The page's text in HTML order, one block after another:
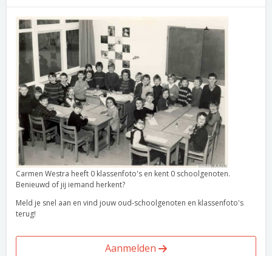
Carmen Westra heeft 0 klassenfoto's en kent 0 schoolgenoten.
Benieuwd of jij iemand herkent?
Meld je snel aan en vind jouw oud-schoolgenoten en klassenfoto's
terug!
Aanmelden